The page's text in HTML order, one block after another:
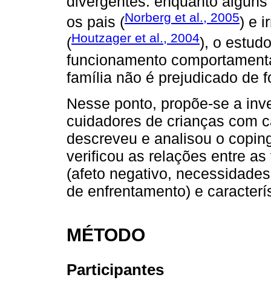
os pais (Norberg et al., 2005) e
(Houtzager et al., 2004), o
funcionamento
família não é prejudicado de
Nesse ponto, propõe-se a
cuidadores de crianças com
descreveu e analisou o
verificou as relações entre
(afeto negativo,
de enfrentamento) e
MÉTODO
Participantes